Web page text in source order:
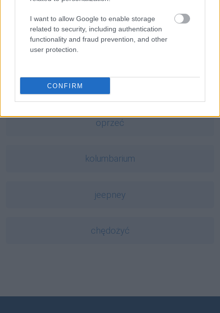
I want to allow Google to enable storage
related to security, including authentication
functionality and fraud prevention, and other
user protection.
CONFIRM
w pół
oprzeć
kolumbarium
jeepney
chędożyć